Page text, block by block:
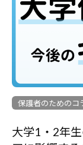
保護者のためのコ
大学1・2年